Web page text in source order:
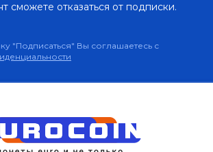
сможете отказаться от подписки.
"Подписаться" Вы соглашаетесь с